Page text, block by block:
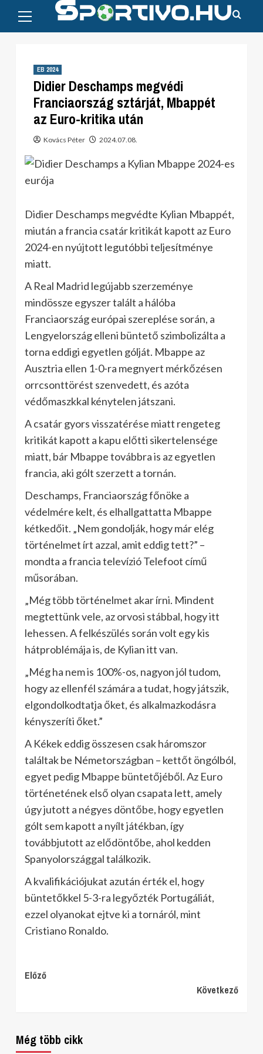
content
Menu
EB 2024
Didier Deschamps megvédi
Franciaország sztárját, Mbappét
az Euro-kritika után
Kovács Péter 2024.07.08.
Didier Deschamps megvédte Kylian Mbappét,
miután a francia csatár kritikát kapott az Euro
2024-en nyújtott legutóbbi teljesítménye
miatt.
A Real Madrid legújabb szerzeménye
mindössze egyszer talált a hálóba
Franciaország európai szereplése során, a
Lengyelország elleni büntető szimbolizálta a
torna eddigi egyetlen gólját. Mbappe az
Ausztria ellen 1-0-ra megnyert mérkőzésen
orrcsonttörést szenvedett, és azóta
védőmaszkkal kénytelen játszani.
A csatár gyors visszatérése miatt rengeteg
kritikát kapott a kapu előtti sikertelensége
miatt, bár Mbappe továbbra is az egyetlen
francia, aki gólt szerzett a tornán.
Deschamps, Franciaország főnöke a
védelmére kelt, és elhallgattatta Mbappe
kétkedőit. „Nem gondolják, hogy már elég
történelmet írt azzal, amit eddig tett?” –
mondta a francia televízió Telefoot című
műsorában.
„Még több történelmet akar írni. Mindent
megtettünk vele, az orvosi stábbal, hogy itt
lehessen. A felkészülés során volt egy kis
hátproblémája is, de Kylian itt van.
„Még ha nem is 100%-os, nagyon jól tudom,
hogy az ellenfél számára a tudat, hogy játszik,
elgondolkodtatja őket, és alkalmazkodásra
kényszeríti őket.”
A Kékek eddig összesen csak háromszor
találtak be Németországban – kettőt öngólból,
egyet pedig Mbappe büntetőjéből. Az Euro
történetének első olyan csapata lett, amely
úgy jutott a négyes döntőbe, hogy egyetlen
gólt sem kapott a nyílt játékban, így
továbbjutott az elődöntőbe, ahol kedden
Spanyolországgal találkozik.
A kvalifikációjukat azután érték el, hogy
büntetőkkel 5-3-ra legyőzték Portugáliát,
ezzel olyanokat ejtve ki a tornáról, mint
Cristiano Ronaldo.
Continue
Előző
Következő
Még több cikk